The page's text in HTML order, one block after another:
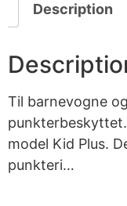
Description
Til barnevogne
model Kid Plus.
punkteri…